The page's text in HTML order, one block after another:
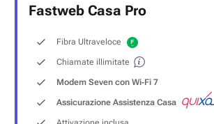
Fastweb Casa Pro
Fibra Ultraveloce
Chiamate illimitate
Modem Seven con Wi‑Fi 7
Assicurazione Assistenza Casa